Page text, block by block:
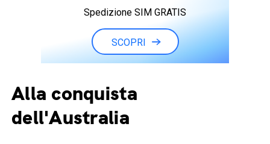
Spedizione SIM GRATIS
SCOPRI
Alla conquista
dell'Australia